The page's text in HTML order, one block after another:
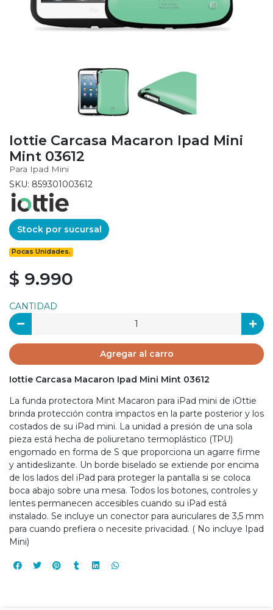
Iottie Carcasa Macaron Ipad Mini
Mint 03612
Para Ipad Mini
SKU: 859301003612
Stock por sucursal
Pocas Unidades.
$ 9.990
CANTIDAD
Agregar al carro
Iottie Carcasa Macaron Ipad Mini Mint 03612
La funda protectora Mint Macaron para iPad mini de iOttie
brinda protección contra impactos en la parte posterior y los
costados de su iPad mini. La unidad a presión de una sola
pieza está hecha de poliuretano termoplástico (TPU)
engomado en forma de S que proporciona un agarre firme
y antideslizante. Un borde biselado se extiende por encima
de los lados del iPad para proteger la pantalla si se coloca
boca abajo sobre una mesa. Todos los botones, controles y
lentes permanecen accesibles cuando su iPad está
instalado. Se incluye un conector para auriculares de 3,5 mm
para cuando prefiera o necesite privacidad. ( No incluye Ipad
Mini)